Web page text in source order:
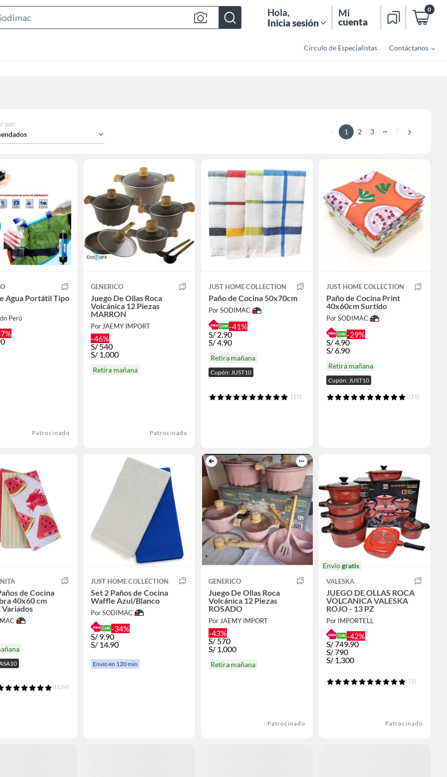
Bar
Hola,
Inicia sesión
Mi
cuenta
0
Círculo de Especialistas Contáctanos
por:
1 2 3 ... 7
Agua Portátil Tipo
Perú
Patrocinado
GENERICO
Juego De Ollas Roca
Volcánica 12 Piezas
MARRON
Por JAEMY IMPORT
-46%
S/ 540
S/ 1,000
Retira mañana
Patrocinado
JUST HOME COLLECTION
Paño de Cocina 50x70cm
Por SODIMAC
-41%
S/ 2.90
S/4.90
Retira mañana
Cupón: JUST10
(15)
JUST HOME COLLECTION
Paño de Cocina Print
40x60cm Surtido
Por SODIMAC
-29%
S/4.90
S/6.90
Retira mañana
Cupón: JUST10
(11)
de Cocina
40x60 cm
(154)
JUST HOME COLLECTION
Set 2 Paños de Cocina
Waffle Azul/Blanco
Por SODIMAC
-34%
S/ 9.90
S/ 14.90
Envío en 120 min
GENERICO
Juego De Ollas Roca
Volcánica 12 Piezas
ROSADO
Por JAEMY IMPORT
-43%
S/570
S/ 1,000
Retira mañana
Patrocinado
Envíogratis
VALESKA
JUEGO DE OLLAS ROCA
VOLCANICA VALESKA
ROJO - 13 PZ
Por IMPORTELL
-42%
S/749.90
S/790
S/ 1,300
(1)
Patrocinado